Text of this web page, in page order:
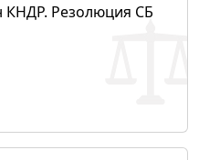
КНДР. Резолюция СБ